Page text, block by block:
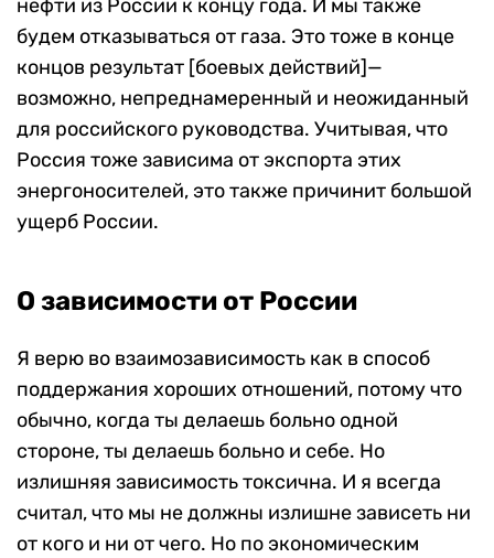
нефти из России к концу года. И мы также
будем отказываться от газа. Это тоже в конце
концов результат [боевых действий]—
возможно, непреднамеренный и неожиданный
для российского руководства. Учитывая, что
Россия тоже зависима от экспорта этих
энергоносителей, это также причинит большой
ущерб России.
О зависимости от России
Я верю во взаимозависимость как в способ
поддержания хороших отношений, потому что
обычно, когда ты делаешь больно одной
стороне, ты делаешь больно и себе. Но
излишняя зависимость токсична. И я всегда
считал, что мы не должны излишне зависеть ни
от кого и ни от чего. Но по экономическим